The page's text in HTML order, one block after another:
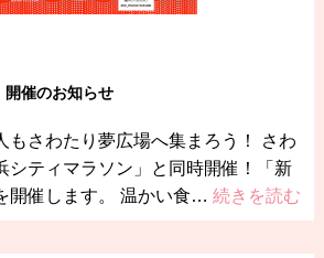
開催のお知らせ
もさわたり夢広場へ集まろう！ さわ
シティマラソン」と同時開催！「新
開催します。 温かい食… 続きを読む